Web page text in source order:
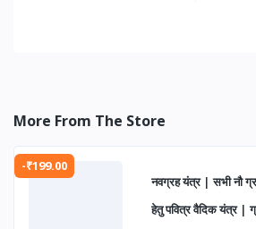
More From The Store
-₹199.00
नवग्रह यंत्र | सभी नौ
हेतु पवित्र वैदिक यंत्र |